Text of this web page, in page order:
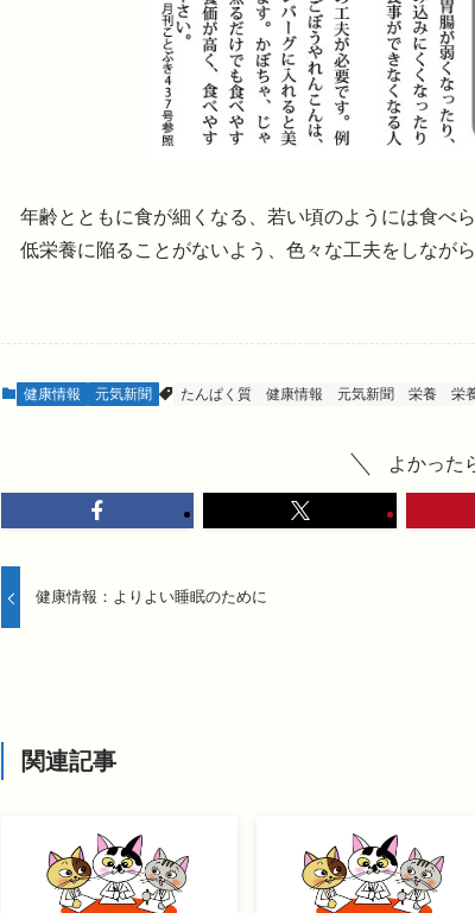
年齢とともに食が細くなる、若い頃のようには食べ
低栄養に陥ることがないよう、色々な工夫をしなが
健康情報 元気新聞 たんぱく質 健康情報 元気新聞 栄養 栄
よかった
健康情報：よりよい睡眠のために
関連記事